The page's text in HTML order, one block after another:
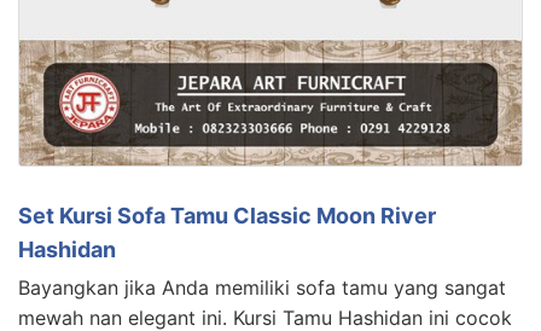
Set Kursi Sofa Tamu Classic Moon River
Hashidan
Bayangkan jika Anda memiliki sofa tamu yang sangat
mewah nan elegant ini. Kursi Tamu Hashidan ini cocok